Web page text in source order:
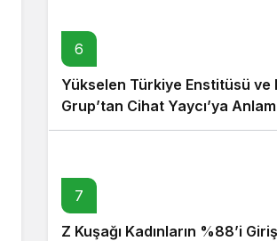
6
Yükselen Türkiye Enstitüsü ve
Grup’tan Cihat Yaycı’ya
Ziyaret
7
Z Kuşağı Kadınların %88’i